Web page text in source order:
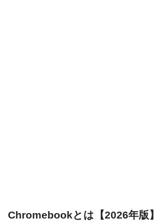
Chromebookとは【2026年版】